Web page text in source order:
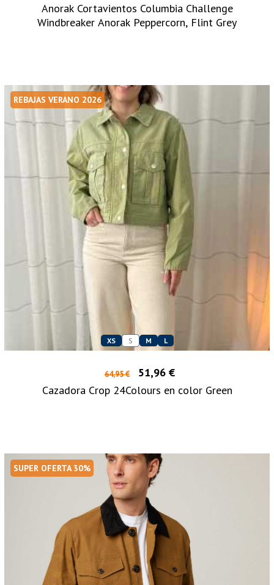
Anorak Cortavientos Columbia Challenge
Windbreaker Anorak Peppercorn, Flint Grey
REBAJAS VERANO 2026
XS S M L
64,95 €
51,96 €
Cazadora Crop 24Colours en color Green
SUPER OFERTA 30%